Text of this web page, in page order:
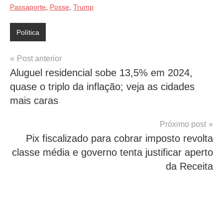
Passaporte, Posse, Trump
Política
Navegação
de
Post
Post anterior
Aluguel residencial sobe 13,5% em 2024,
quase o triplo da inflação; veja as cidades
mais caras
Próximo post
Pix fiscalizado para cobrar imposto revolta
classe média e governo tenta justificar aperto
da Receita